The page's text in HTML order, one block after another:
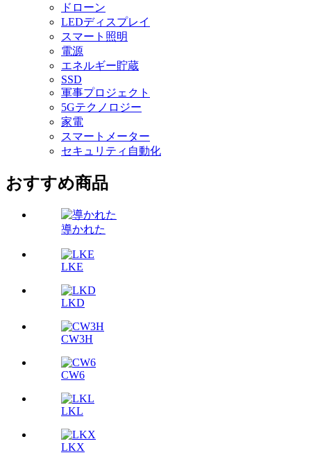
ドローン
LEDディスプレイ
スマート照明
電源
エネルギー貯蔵
SSD
軍事プロジェクト
5Gテクノロジー
家電
スマートメーター
セキュリティ自動化
おすすめ商品
導かれた
LKE
LKD
CW3H
CW6
LKL
LKX